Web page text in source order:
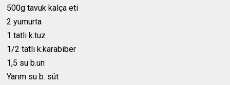
500g tavuk kalça eti
2 yumurta
1 tatlı k.tuz
1/2 tatlı k.karabiber
1,5 su b.un
Yarım su b. süt